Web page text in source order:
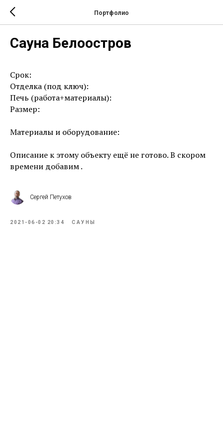
Портфолио
Сауна Белоостров
Срок:
Отделка (под ключ):
Печь (работа+материалы):
Размер:
Материалы и оборудование:
Описание к этому объекту ещё не готово. В скором
времени добавим .
Сергей Петухов
2021-06-02 20:34 САУНЫ